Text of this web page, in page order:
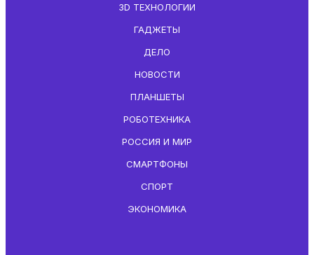
3D ТЕХНОЛОГИИ
ГАДЖЕТЫ
ДЕЛО
НОВОСТИ
ПЛАНШЕТЫ
РОБОТЕХНИКА
РОССИЯ И МИР
СМАРТФОНЫ
СПОРТ
ЭКОНОМИКА